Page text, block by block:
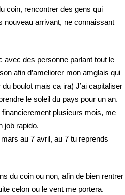
coin, rencontrer des gens qui
nouveau arrivant, ne connaissant
avec des personne parlant tout le
afin d’ameliorer mon amglais qui
boulot mais ca ira) J’ai capitaliser
le soleil du pays pour un an.
plusieurs mois, me
job rapido.
au 7 avril, au 7 tu reprends
du coin ou non, afin de bien rentrer
celon ou le vent me portera.